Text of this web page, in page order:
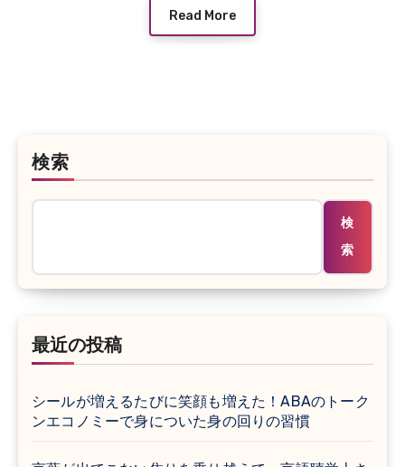
Read More
検索
検
索
最近の投稿
シールが増えるたびに笑顔も増えた！ABAのトーク
ンエコノミーで身についた身の回りの習慣